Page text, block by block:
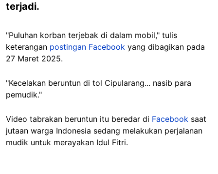
terjadi.
"Puluhan korban terjebak di dalam mobil," tulis
keterangan postingan Facebook yang dibagikan pada
27 Maret 2025.
"Kecelakan beruntun di tol Cipularang... nasib para
pemudik."
Video tabrakan beruntun itu beredar di Facebook saat
jutaan warga Indonesia sedang melakukan perjalanan
mudik untuk merayakan Idul Fitri.